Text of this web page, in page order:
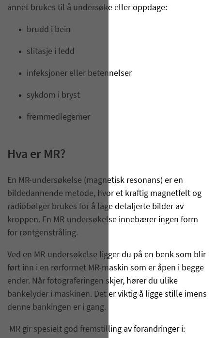
annet brukes til å undersøke eller oppdage:
brudd i bein
slitasje i ledd
infeksjoner eller betennelser
sykdom i bryst
fremmedlegemer
Hva er MR?
En MR-undersøkelse (magnetisk resonans) er en
bildedannende metode, hvor et kraftig magnetfelt og
radiobølger brukes for å lage detaljerte bilder av
kroppen. En MR-undersøkelse innebærer ingen form
for røntgenstråling.
Ved en MR-undersøkelse ligger du på en benk som blir
ført inn i en rørformet MR-maskin som er åpen i begge
ender. Når fotograferingen skjer, hører du ulike
bankelyder i maskinen. Det er viktig å ligge stille imens
denne bankingen er i gang.
MR gir spesielt god fremstilling av forandringer i: